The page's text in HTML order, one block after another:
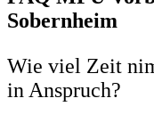
Sobernheim
Wie viel Zeit
in Anspruch?